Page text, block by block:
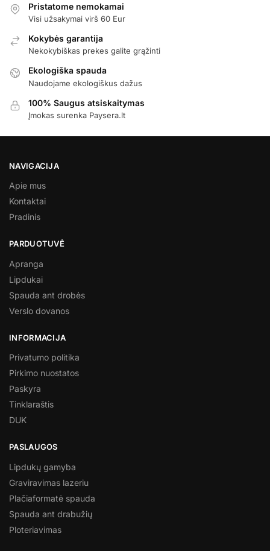
Pristatome nemokamai
Visi užsakymai virš 60 Eur
Kokybės garantija
Nekokybiškas prekes galite grąžinti
Ekologiška spauda
Naudojame ekologiškus dažus
100% Saugus atsiskaitymas
Įmokas surenka Paysera.lt
NAVIGACIJA
Apie mus
Kontaktai
Pradinis
PARDUOTUVĖ
Apranga
Lipdukai
Spauda ant drobės
Verslo dovanos
INFORMACIJA
Privatumo politika
Pirkimo nuostatos
Paskyra
Tinklaraštis
DUK
PASLAUGOS
Lipdukų gamyba
Graviravimas lazeriu
Plačiaformatė spauda
Spauda ant drabužių
Ploteriavimas